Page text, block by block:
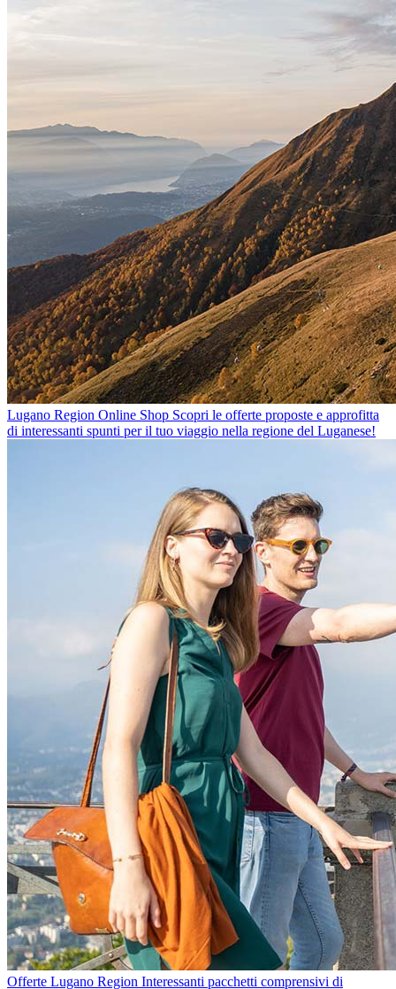
Lugano Region Online Shop Scopri le offerte proposte e approfitta
di interessanti spunti per il tuo viaggio nella regione del Luganese!
Offerte Lugano Region Interessanti pacchetti comprensivi di